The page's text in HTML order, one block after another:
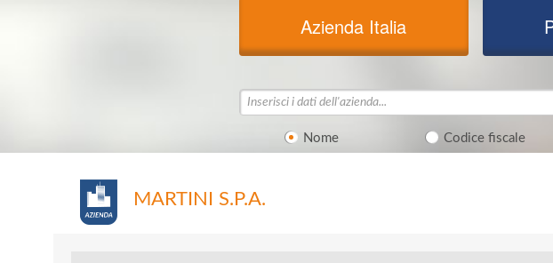
Azienda Italia
Nome Codice fiscale
MARTINI S.P.A.